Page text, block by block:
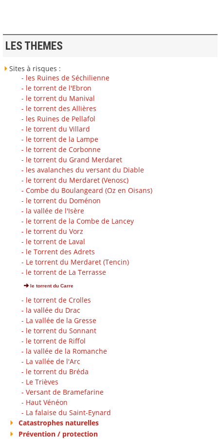
LES THEMES
Sites à risques :
- les Ruines de Séchilienne
- le torrent de l'Ebron
- le torrent du Manival
- le torrent des Allières
- les Ruines de Pellafol
- le torrent du Villard
- le torrent de la Lampe
- le torrent de Corbonne
- le torrent du Grand Merdaret
- les avalanches du versant du Diable
- le torrent du Merdaret (Venosc)
- Combe du Boulangeard (Oz en Oisans)
- le torrent du Doménon
- la vallée de l'Isère
- le torrent de la Combe de Lancey
- le torrent du Vorz
- le torrent de Laval
- le Torrent des Adrets
- Le torrent du Merdaret (Tencin)
- le torrent de La Terrasse
le torrent du Carre
- le torrent de Crolles
- la vallée du Drac
- La vallée de la Gresse
- le torrent du Sonnant
- le torrent de Riffol
- la vallée de la Romanche
- La vallée de l'Arc
- le torrent du Bréda
- Le Trièves
- Versant de Bramefarine
- Haut Vénéon
- La falaise du Saint-Eynard
Catastrophes naturelles
Prévention / protection